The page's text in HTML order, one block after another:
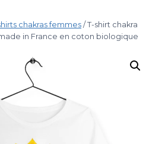
chakras femmes / T-shirt chakra
in France en coton biologique